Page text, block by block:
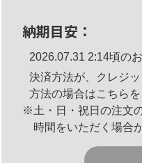
納期目安：
2026.07.31 2:14頃の
決済方法が、クレジ
方法の場合はこちら
※土・日・祝日の注文
時間をいただく場合